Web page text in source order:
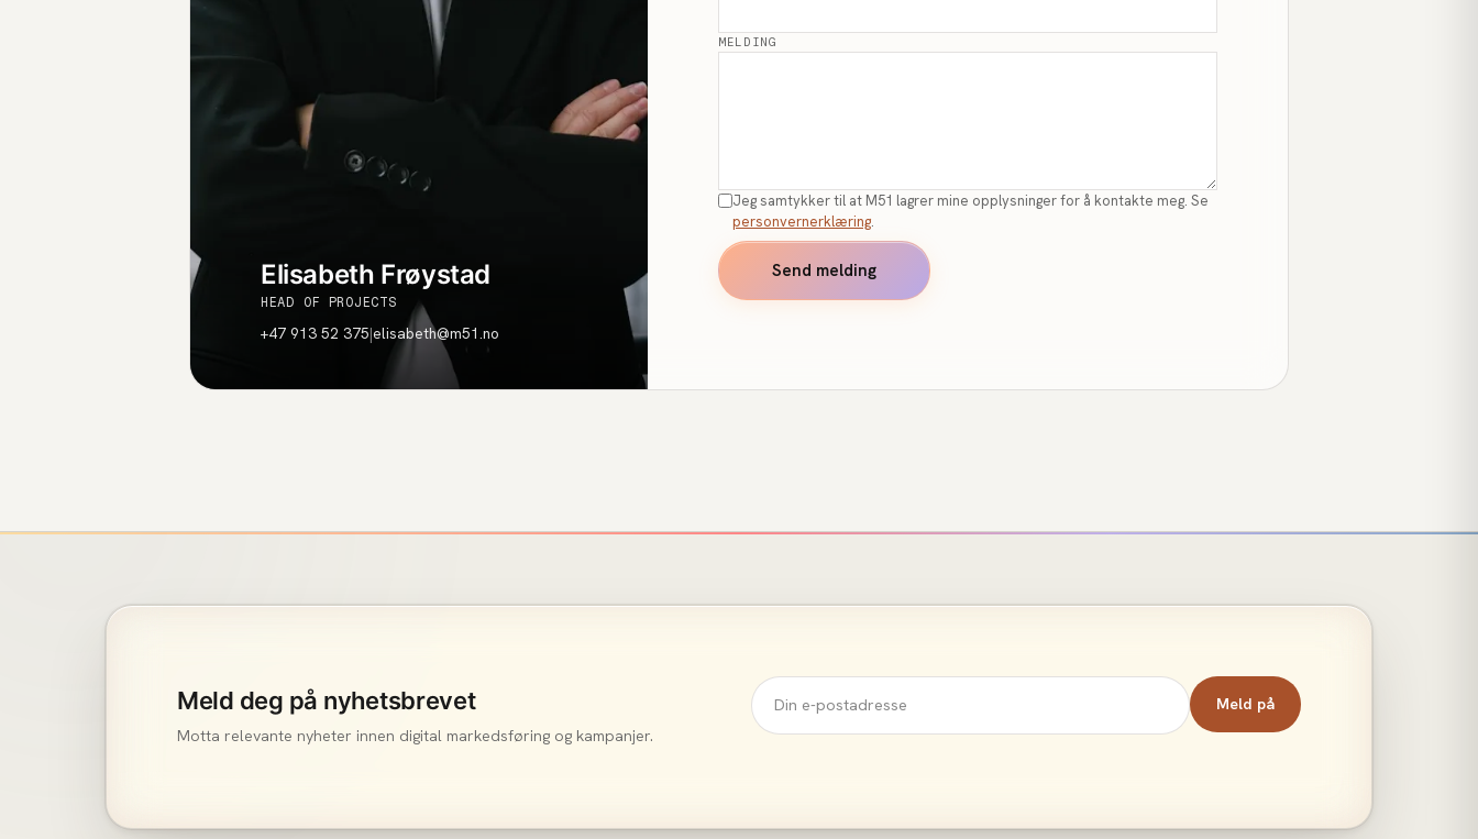
Elisabeth Frøystad
HEAD OF PROJECTS
+47 913 52 375|elisabeth@m51.no
MELDING
Jeg samtykker til at M51 lagrer mine opplysninger for å kontakte meg. Se
personvernerklæring.
Send melding
Meld deg på nyhetsbrevet
Motta relevante nyheter innen digital markedsføring og kampanjer.
Meld på